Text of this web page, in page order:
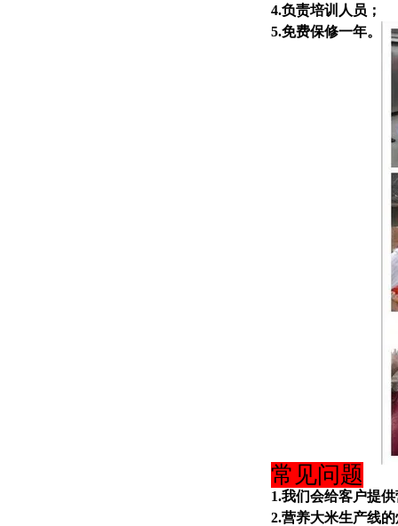
4.负责培训人员；
5.免费保修一年。
常见问题
1.我们会给客户提
2.营养大米生产线